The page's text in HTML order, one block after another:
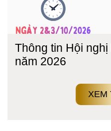
Thông tin Hội
năm 2026
XEM